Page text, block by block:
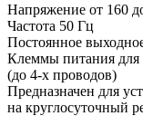
Напряжение от 160
Частота 50 Гц
Постоянное
Клеммы питания для
(до 4-х проводов)
Предназначен для
на круглосуточный